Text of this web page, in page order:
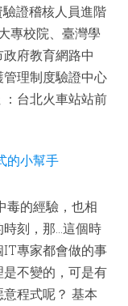
證稽核人員進階
專校院、臺灣學
府教育網路中
理制度驗證中心
台北火車站站前
的小幫手
毒的經驗，也相
刻，那...這個時
專家都會做的事
不變的，可是有
程式呢？ 基本